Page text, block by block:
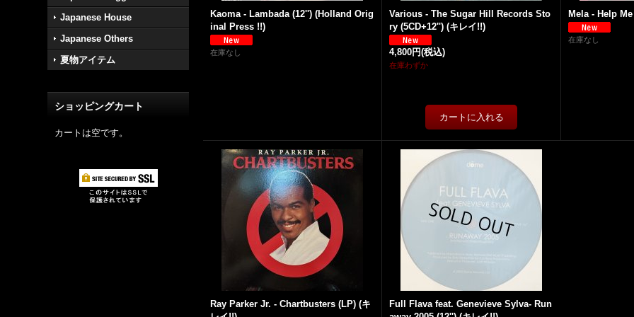
Japanese House
Japanese Others
夏物アイテム
ショッピングカート
カートは空です。
Kaoma - Lambada (12'') (Holland Orig
inal Press !!)
在庫なし
Various - The Sugar Hill Records Sto
ry (5CD+12'') (キレイ!!)
4,800円(税込)
在庫わずか
Mela - Help
在庫なし
Ray Parker Jr. - Chartbusters (LP) (キ
Full Flava feat. Genevieve Sylva- Run